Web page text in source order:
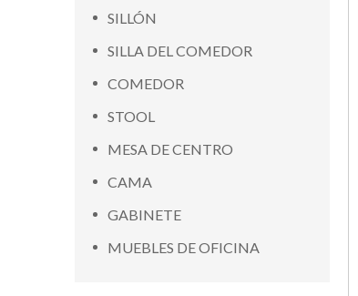
SILLÓN
SILLA DEL COMEDOR
COMEDOR
STOOL
MESA DE CENTRO
CAMA
GABINETE
MUEBLES DE OFICINA